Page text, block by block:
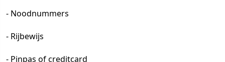
- Noodnummers
- Rijbewijs
- Pinpas of creditcard